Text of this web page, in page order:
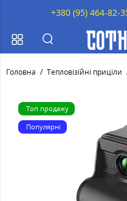
Головна Тепловізійні приціли
Топ продажу
Популярні
+380 (95) 464-82-